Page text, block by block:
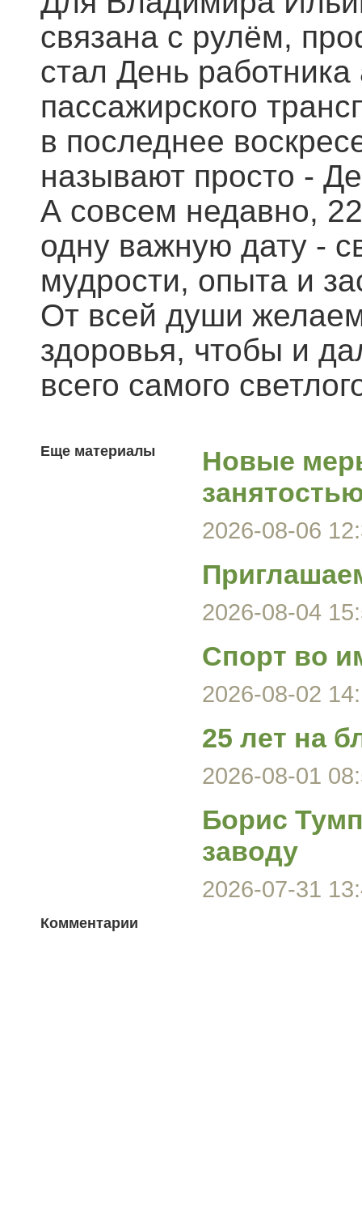
связана с рулём,
стал День работника
пассажирского
в последнее
называют просто -
А совсем недавно,
одну важную дату -
мудрости, опыта и
От всей души
здоровья, чтобы и
всего самого
Еще материалы
Новые
2026-08-06
2026-08-04
Спорт во
2026-08-02
25 лет на
2026-08-01
Борис
заводу
2026-07-31
Комментарии